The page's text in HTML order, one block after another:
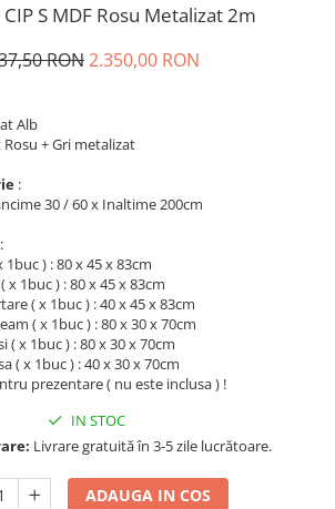
S MDF Rosu Metalizat 2m
RON2.350,00 RON
Alb
+ Gri metalizat
:
30 / 60 x Inaltime 200cm
:
) : 80 x 45 x 83cm
x 1buc ) : 80 x 45 x 83cm
( x 1buc ) : 40 x 45 x 83cm
( x 1buc ) : 80 x 30 x 70cm
( x 1buc ) : 80 x 30 x 70cm
( x 1buc ) : 40 x 30 x 70cm
prezentare ( nu este inclusa ) !
IN STOC
Livrare gratuită în 3-5 zile lucrătoare.
ADAUGA IN COS